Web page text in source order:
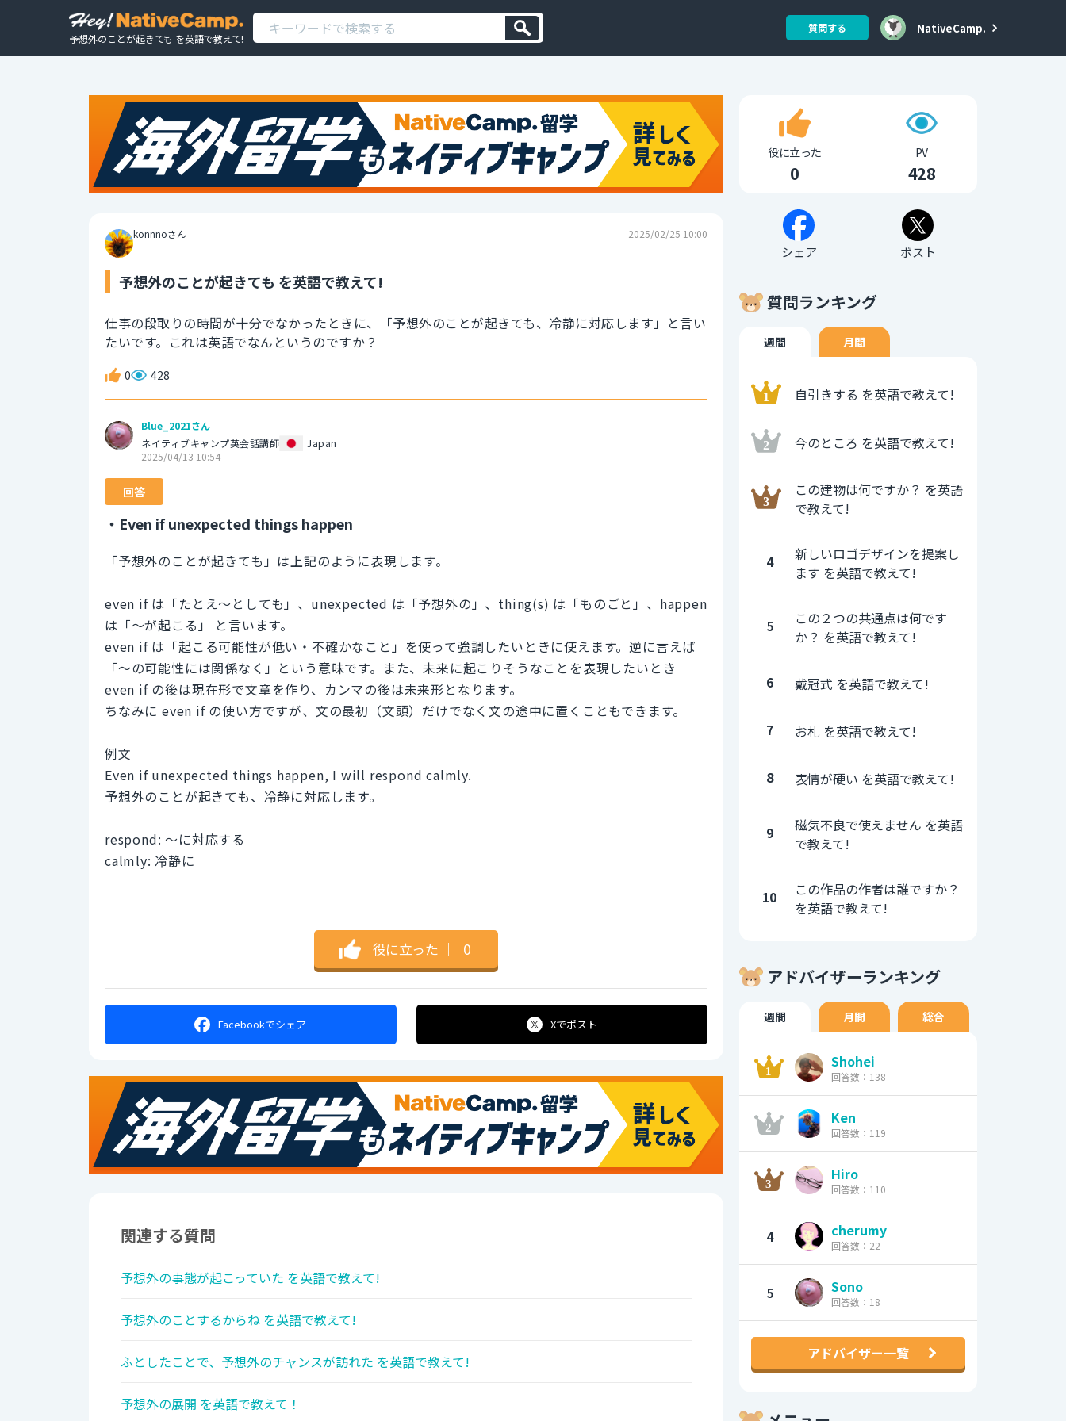
予想外のことが起きても を英語で教えて!
質問する NativeCamp.
konnnoさん 2025/02/25 10:00
予想外のことが起きても を英語で教えて!
仕事の段取りの時間が十分でなかったときに、「予想外のことが起きても、冷静に対応します」と言い
たいです。これは英語でなんというのですか？
0 428
Blue_2021さん
ネイティブキャンプ英会話講師
Japan
2025/04/13 10:54
回答
・Even if unexpected things happen
「予想外のことが起きても」は上記のように表現します。
even if は「たとえ～としても」、unexpected は「予想外の」、thing(s) は「ものごと」、happen
は「～が起こる」 と言います。
even if は「起こる可能性が低い・不確かなこと」を使って強調したいときに使えます。逆に言えば
「～の可能性には関係なく」という意味です。また、未来に起こりそうなことを表現したいとき
even if の後は現在形で文章を作り、カンマの後は未来形となります。
ちなみに even if の使い方ですが、文の最初（文頭）だけでなく文の途中に置くこともできます。
例文
Even if unexpected things happen, I will respond calmly.
予想外のことが起きても、冷静に対応します。
respond: ～に対応する
calmly: 冷静に
役に立った ｜ 0
Facebookでシェア Xでポスト
関連する質問
予想外の事態が起こっていた を英語で教えて!
予想外のことするからね を英語で教えて!
ふとしたことで、予想外のチャンスが訪れた を英語で教えて!
予想外の展開 を英語で教えて！
役に立った
0
PV
428
シェア ポスト
質問ランキング
週間 月間
自引きする を英語で教えて!
今のところ を英語で教えて!
この建物は何ですか？ を英語
で教えて!
4
新しいロゴデザインを提案し
ます を英語で教えて!
5
この２つの共通点は何です
か？ を英語で教えて!
6 戴冠式 を英語で教えて!
7 お札 を英語で教えて!
8 表情が硬い を英語で教えて!
9
磁気不良で使えません を英語
で教えて!
10
この作品の作者は誰ですか？
を英語で教えて!
アドバイザーランキング
週間 月間 総合
Shohei
回答数：138
Ken
回答数：119
Hiro
回答数：110
4 cherumy
回答数：22
5 Sono
回答数：18
アドバイザー一覧